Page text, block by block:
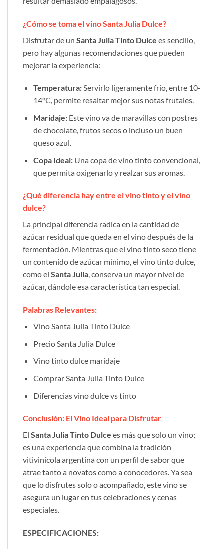
¿Cómo se toma el vino Santa Julia Dulce?
Disfrutar de un Santa Julia Tinto Dulce es sencillo,
pero hay algunas recomendaciones que pueden
mejorar la experiencia:
Temperatura:Servirlo ligeramente frío, entre 10-
14°C, permite resaltar mejor sus notas frutales.
Maridaje:Este vino va de maravillas con postres
de chocolate, frutos secos o incluso un buen
queso azul.
Copa Ideal:Una copa de vino tinto convencional,
que permita oxigenarlo y realzar sus aromas.
¿Qué diferencia hay entre el vino tinto y el vino
dulce?
La principal diferencia radica en la cantidad de
azúcar residual que queda en el vino después de la
fermentación. Mientras que el vino tinto seco tiene
un contenido de azúcar mínimo, el vino tinto dulce,
como el Santa Julia, conserva un mayor nivel de
azúcar, dándole esa característica tan especial.
Palabras Relevantes:
Vino Santa Julia Tinto Dulce
Precio Santa Julia Dulce
Vino tinto dulce maridaje
Comprar Santa Julia Tinto Dulce
Diferencias vino dulce vs tinto
Conclusión: El Vino Ideal para Disfrutar
El Santa Julia Tinto Dulce es más que solo un vino;
es una experiencia que combina la tradición
vitivinícola argentina con un perfil de sabor que
atrae tanto a novatos como a conocedores. Ya sea
que lo disfrutes solo o acompañado, este vino se
asegura un lugar en tus celebraciones y cenas
especiales.
ESPECIFICACIONES: